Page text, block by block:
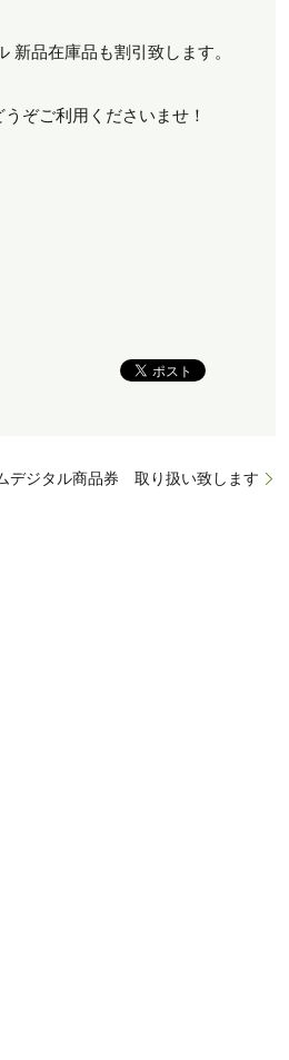
新品在庫品も割引致します。
ぞご利用くださいませ！
デジタル商品券 取り扱い致します